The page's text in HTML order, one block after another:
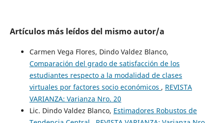
Artículos más leídos del mismo autor/a
Carmen Vega Flores, Dindo Valdez Blanco,
Comparación del grado de satisfacción de los
estudiantes respecto a la modalidad de clases
virtuales por factores socio económicos , REVISTA
VARIANZA: Varianza Nro. 20
Lic. Dindo Valdez Blanco, Estimadores Robustos de